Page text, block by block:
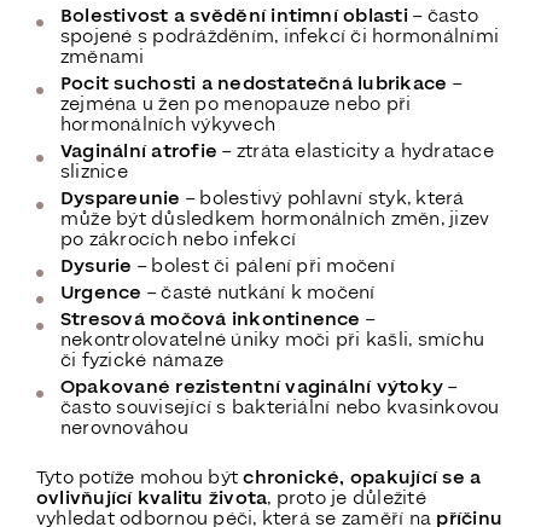
Bolestivost a svědění intimní oblasti– často
spojené s podrážděním, infekcí či hormonálními
změnami
Pocit suchosti a nedostatečná lubrikace –
zejména u žen po menopauze nebo při
hormonálních výkyvech
Vaginální atrofie – ztráta elasticity a hydratace
sliznice
Dyspareunie – bolestivý pohlavní styk, která
může být důsledkem hormonálních změn, jizev
po zákrocích nebo infekcí
Dysurie – bolest či pálení při močení
Urgence – časté nutkání k močení
Stresová močová inkontinence –
nekontrolovatelné úniky moči při kašli, smíchu
či fyzické námaze
Opakované rezistentní vaginální výtoky–
často související s bakteriální nebo kvasinkovou
nerovnováhou
Tyto potíže mohou býtchronické, opakující se a
ovlivňující kvalitu života, proto je důležité
vyhledat odbornou péči, která se zaměří na příčinu